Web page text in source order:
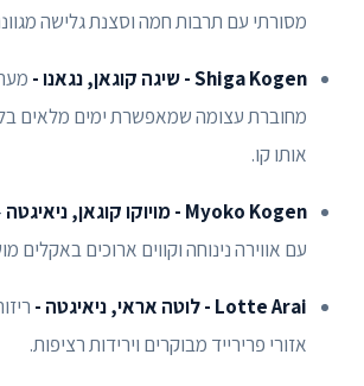
מסורתי עם תרבות חמה וסצנת גלישה
Shiga Kogen - שיגה קוגאן, נגאנו -
מחוברת עצומה שמאפשרת ימים מלאים
אותו קו.
Myoko Kogen - מויוקו קוגאן, ניאיגטה
עם אווירה נינוחה וקווים ארוכים באקלים
Lotte Arai - לוטה אראי, ניאיגטה -
אזורי פרירייד מבוקרים וירידות רציפות.